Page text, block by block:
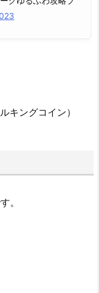
キングコイン）
。